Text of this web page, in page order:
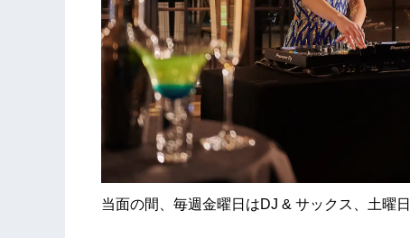
当面の間、毎週金曜日はDJ & サックス、土曜